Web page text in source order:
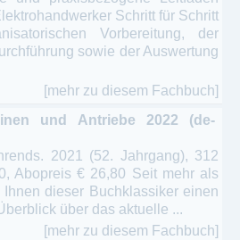
Schritt für Schritt
Vorbereitung, der
sowie der Auswertung
[mehr zu diesem Fachbuch]
und Antriebe 2022 (de-
2021 (52. Jahrgang), 312
Abopreis € 26,80 Seit mehr als
dieser Buchklassiker einen
über das aktuelle ...
[mehr zu diesem Fachbuch]